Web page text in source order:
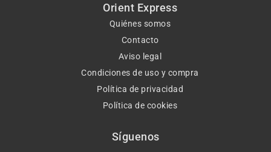
Orient Express
Quiénes somos
Contacto
Aviso legal
Condiciones de uso y compra
Política de privacidad
Política de cookies
Síguenos